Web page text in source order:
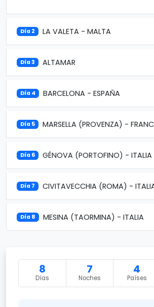
Día 2 LA VALETA - MALTA
Día 3 ALTAMAR
Día 4 BARCELONA - ESPAÑA
Día 5 MARSELLA (PROVENZA) -
Día 6 GÉNOVA (PORTOFINO) - ITALIA
Día 7 CIVITAVECCHIA (ROMA) -
Día 8 MESINA (TAORMINA) - ITALIA
8
Días
7
Noches
4
Países